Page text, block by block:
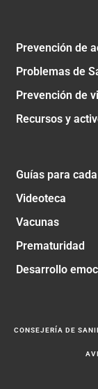
Prevención de
Problemas de
Prevención de
Recursos y
Guías para
Videoteca
Vacunas
Prematuridad
Desarrollo
CONSEJERÍA DE